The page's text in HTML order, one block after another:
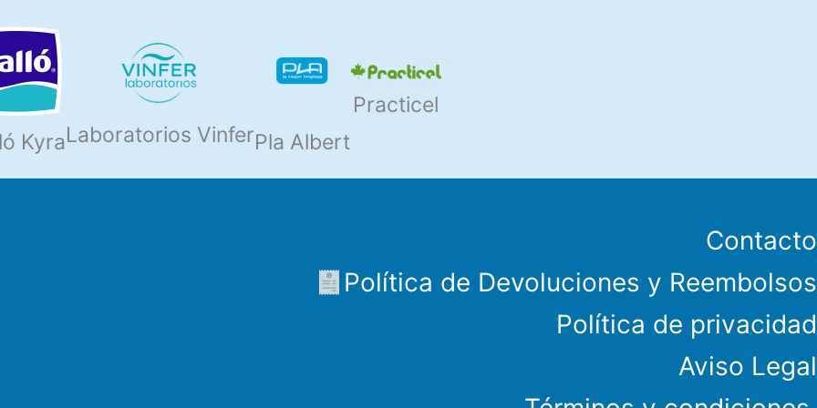
KyraLaboratorios VinferPla Albert
Practicel
Contacto
Política de Devoluciones y Reembolsos
Política de privacidad
Aviso Legal